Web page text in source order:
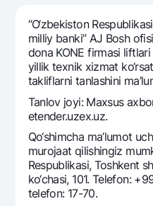
Hamma uchun USD
Talab qilib olinguncha
Oltin omonat
NBU’dan oltin quymalar
Kumush omonat
UzCard/HUMO
Visa
Visa FIFA
Mastercard
Ish haqi
Eskrou hisobvarag‘i
Tariflar
Aksiyalar
Milliy mobil ilovasi
Ko'p beriladigan
Sayt bo‘yicha
“O‘zbekiston
milliy banki” AJ Bosh
dona KONЕ firmasi
yillik tеxnik xizmat
takliflarni tanlashini
Tanlov joyi: Maxsus
etender.uzex.uz.
Qo‘shimcha ma’lumot
murojaat qilishingiz
Respublikasi, Toshkent
ko‘chasi, 101. Telefon:
telefon: 17-70.